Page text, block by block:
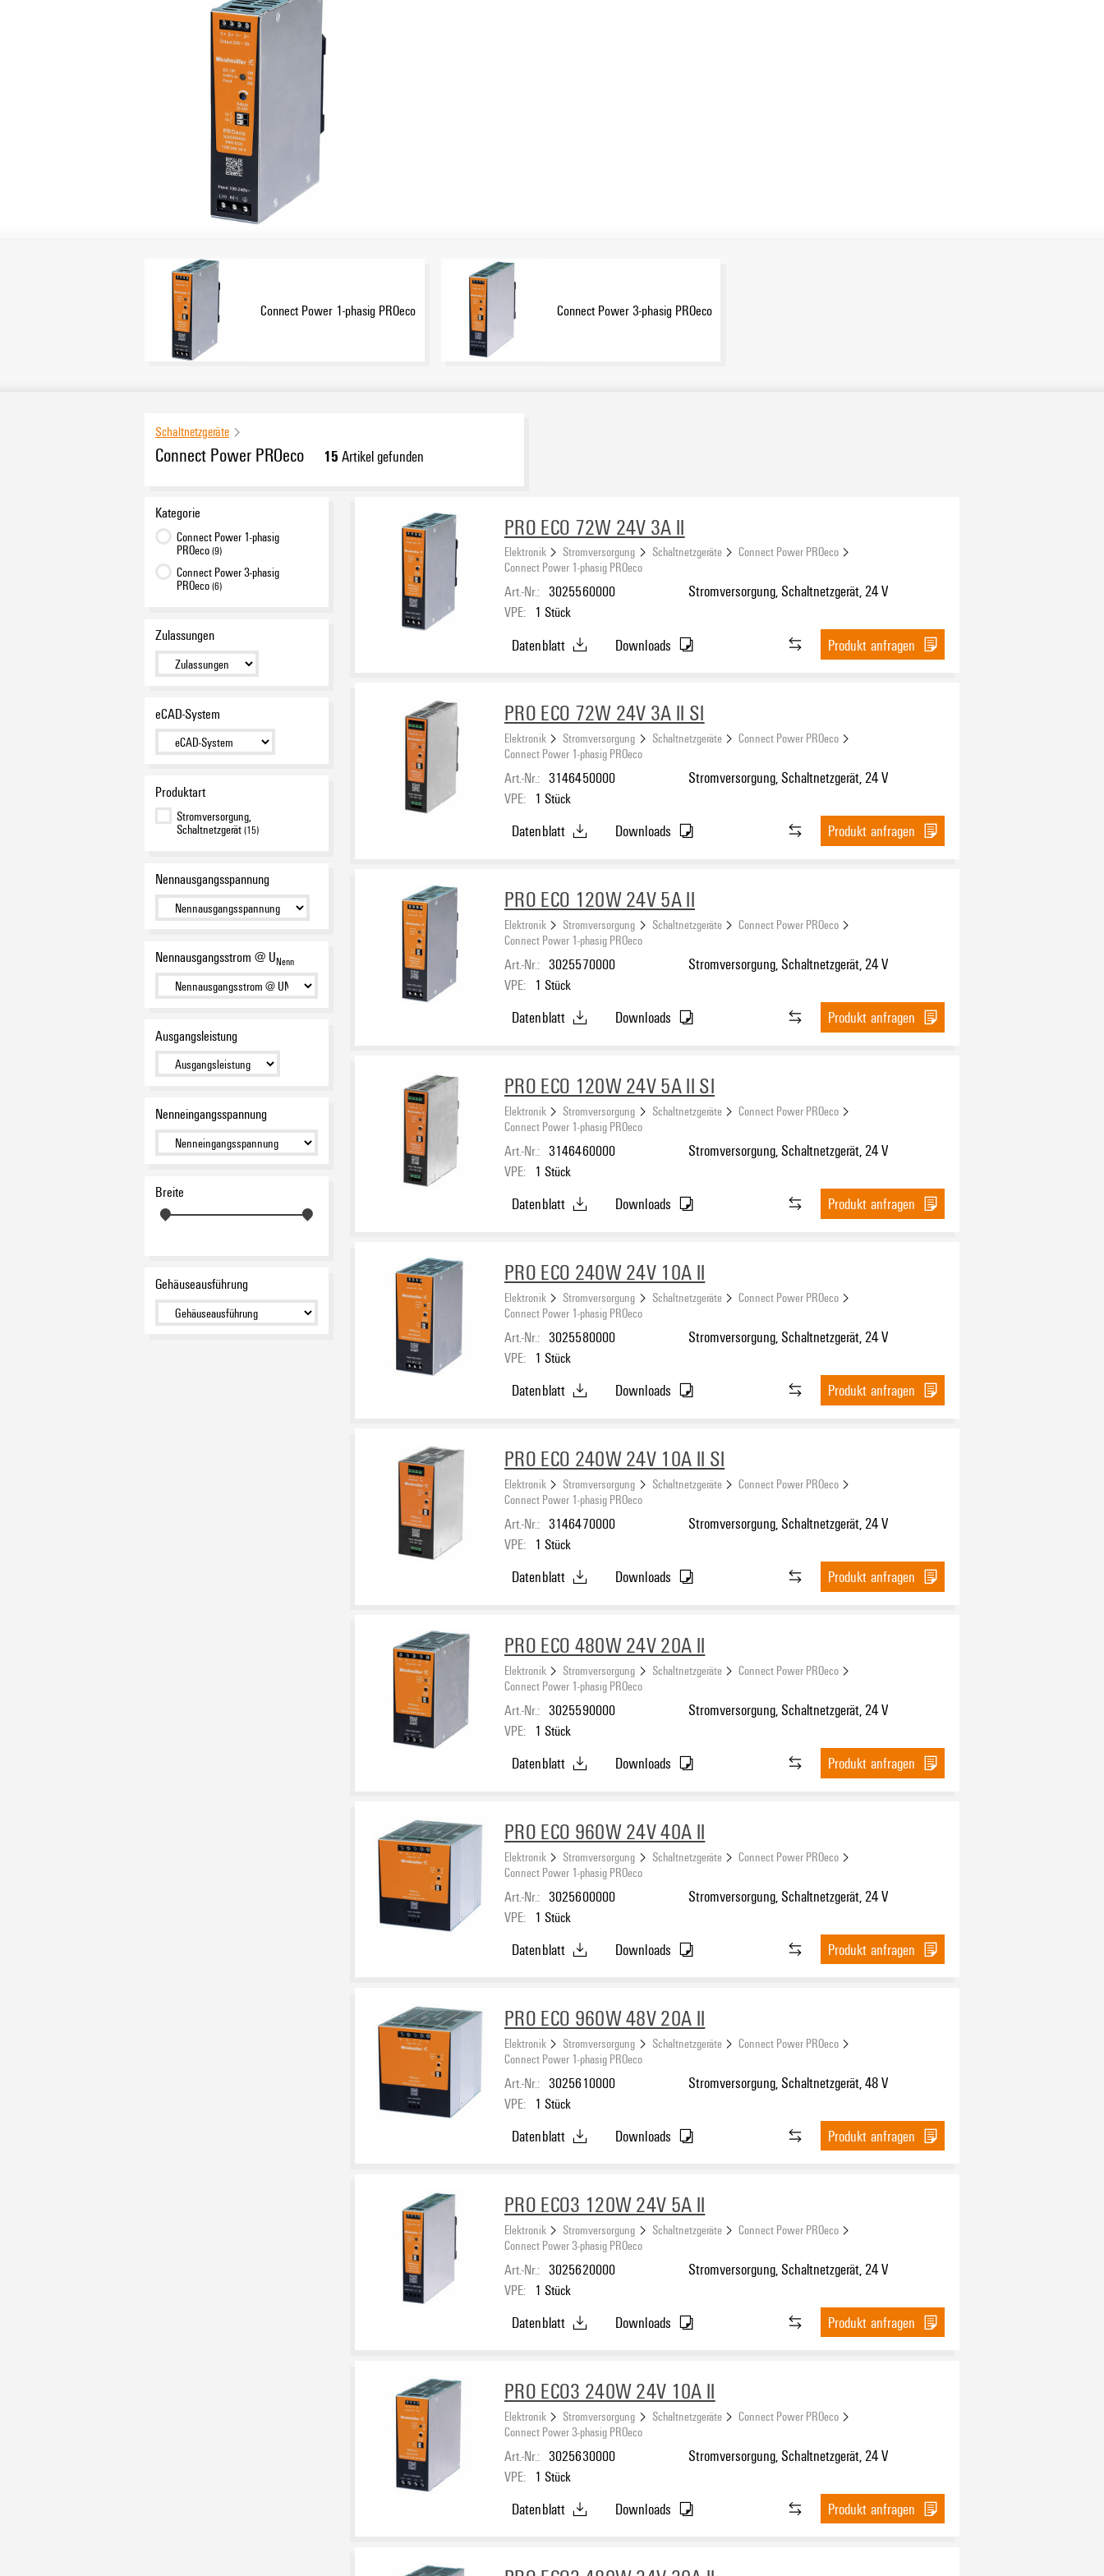
Connect Power 1-phasig PROeco Connect Power 3-phasig PROeco
Schaltnetzgeräte
Connect Power PROeco 15 Artikel gefunden
Kategorie
Connect Power 1-phasig
PROeco(9)
Connect Power 3-phasig
PROeco(6)
Zulassungen
eCAD-System
Produktart
Stromversorgung,
Schaltnetzgerät(15)
Nennausgangsspannung
Nennausgangsstrom @ UNenn
Ausgangsleistung
Nenneingangsspannung
Breite
Gehäuseausführung
PRO ECO 72W 24V 3A II
Elektronik Stromversorgung Schaltnetzgeräte
Connect Power PROeco
Connect Power 1-phasig PROeco
Art.-Nr.: 3025560000
VPE: 1 Stück
Stromversorgung, Schaltnetzgerät, 24 V
Datenblatt Downloads Produkt anfragen
PRO ECO 72W 24V 3A II SI
Elektronik Stromversorgung Schaltnetzgeräte
Connect Power PROeco
Connect Power 1-phasig PROeco
Art.-Nr.: 3146450000
VPE: 1 Stück
Stromversorgung, Schaltnetzgerät, 24 V
Datenblatt Downloads Produkt anfragen
PRO ECO 120W 24V 5A II
Elektronik Stromversorgung Schaltnetzgeräte
Connect Power PROeco
Connect Power 1-phasig PROeco
Art.-Nr.: 3025570000
VPE: 1 Stück
Stromversorgung, Schaltnetzgerät, 24 V
Datenblatt Downloads Produkt anfragen
PRO ECO 120W 24V 5A II SI
Elektronik Stromversorgung Schaltnetzgeräte
Connect Power PROeco
Connect Power 1-phasig PROeco
Art.-Nr.: 3146460000
VPE: 1 Stück
Stromversorgung, Schaltnetzgerät, 24 V
Datenblatt Downloads Produkt anfragen
PRO ECO 240W 24V 10A II
Elektronik Stromversorgung Schaltnetzgeräte
Connect Power PROeco
Connect Power 1-phasig PROeco
Art.-Nr.: 3025580000
VPE: 1 Stück
Stromversorgung, Schaltnetzgerät, 24 V
Datenblatt Downloads Produkt anfragen
PRO ECO 240W 24V 10A II SI
Elektronik Stromversorgung Schaltnetzgeräte
Connect Power PROeco
Connect Power 1-phasig PROeco
Art.-Nr.: 3146470000
VPE: 1 Stück
Stromversorgung, Schaltnetzgerät, 24 V
Datenblatt Downloads Produkt anfragen
PRO ECO 480W 24V 20A II
Elektronik Stromversorgung Schaltnetzgeräte
Connect Power PROeco
Connect Power 1-phasig PROeco
Art.-Nr.: 3025590000
VPE: 1 Stück
Stromversorgung, Schaltnetzgerät, 24 V
Datenblatt Downloads Produkt anfragen
PRO ECO 960W 24V 40A II
Elektronik Stromversorgung Schaltnetzgeräte
Connect Power PROeco
Connect Power 1-phasig PROeco
Art.-Nr.: 3025600000
VPE: 1 Stück
Stromversorgung, Schaltnetzgerät, 24 V
Datenblatt Downloads Produkt anfragen
PRO ECO 960W 48V 20A II
Elektronik Stromversorgung Schaltnetzgeräte
Connect Power PROeco
Connect Power 1-phasig PROeco
Art.-Nr.: 3025610000
VPE: 1 Stück
Stromversorgung, Schaltnetzgerät, 48 V
Datenblatt Downloads Produkt anfragen
PRO ECO3 120W 24V 5A II
Elektronik Stromversorgung Schaltnetzgeräte
Connect Power PROeco
Connect Power 3-phasig PROeco
Art.-Nr.: 3025620000
VPE: 1 Stück
Stromversorgung, Schaltnetzgerät, 24 V
Datenblatt Downloads Produkt anfragen
PRO ECO3 240W 24V 10A II
Elektronik Stromversorgung Schaltnetzgeräte
Connect Power PROeco
Connect Power 3-phasig PROeco
Art.-Nr.: 3025630000
VPE: 1 Stück
Stromversorgung, Schaltnetzgerät, 24 V
Datenblatt Downloads Produkt anfragen